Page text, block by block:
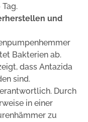
und
Bakterien ab.
dass Antazida
sind.
Durch
in einer
zu